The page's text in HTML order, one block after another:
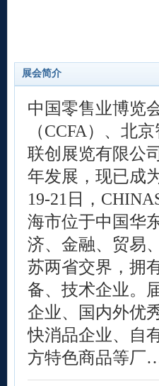
展会简介
中国零售业博览
（CCFA）、北
联创展览有限公
年发展，现已成
19-21日，
海市位于中国华
济、金融、贸易
苏两省交界，拥
备、技术企业。
企业、国内外优
快消品企业、自
方特色商品等